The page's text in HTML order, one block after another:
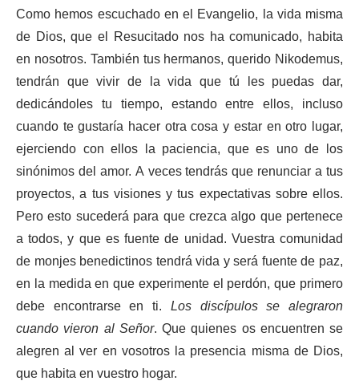
Como hemos escuchado en el Evangelio, la vida misma
de Dios, que el Resucitado nos ha comunicado, habita
en nosotros. También tus hermanos, querido Nikodemus,
tendrán que vivir de la vida que tú les puedas dar,
dedicándoles tu tiempo, estando entre ellos, incluso
cuando te gustaría hacer otra cosa y estar en otro lugar,
ejerciendo con ellos la paciencia, que es uno de los
sinónimos del amor. A veces tendrás que renunciar a tus
proyectos, a tus visiones y tus expectativas sobre ellos.
Pero esto sucederá para que crezca algo que pertenece
a todos, y que es fuente de unidad. Vuestra comunidad
de monjes benedictinos tendrá vida y será fuente de paz,
en la medida en que experimente el perdón, que primero
debe encontrarse en ti. Los discípulos se alegraron
cuando vieron al Señor. Que quienes os encuentren se
alegren al ver en vosotros la presencia misma de Dios,
que habita en vuestro hogar.